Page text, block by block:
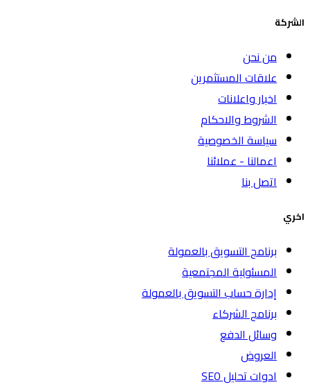
الشركة
من نحن
علاقات المستثمرين
اخبار واعلانات
الشروط والاحكام
سياسة الخصوصية
اعمالنا - عملائنا
اتصل بنا
اخري
برنامج التسويق بالعمولة
المسئولية المجتمعية
إدارة حساب التسويق بالعمولة
برنامج الشركاء
وسائل الدفع
العروض
ادوات تحليل SEO